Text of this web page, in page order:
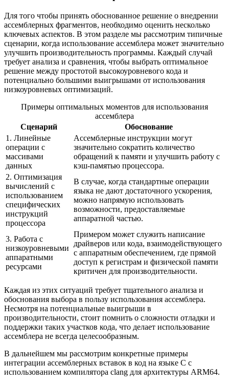
Для того чтобы принять обоснованное решение о внедрении
ассемблерных фрагментов, необходимо оценить несколько
ключевых аспектов. В этом разделе мы рассмотрим типичные
сценарии, когда использование ассемблера может значительно
улучшить производительность программы. Каждый случай
требует анализа и сравнения, чтобы выбрать оптимальное
решение между простотой высокоуровневого кода и
потенциально большими выигрышами от использования
низкоуровневых оптимизаций.
Примеры оптимальных моментов для использования
ассемблера
Сценарий
Обоснование
1. Линейные
операции с
массивами
данных
Ассемблерные инструкции могут
значительно сократить количество
обращений к памяти и улучшить работу с
кэш-памятью процессора.
2. Оптимизация
вычислений с
использованием
специфических
инструкций
процессора
В случае, когда стандартные операции
языка не дают достаточного ускорения,
можно напрямую использовать
возможности, предоставляемые
аппаратной частью.
3. Работа с
низкоуровневыми
аппаратными
ресурсами
Примером может служить написание
драйверов или кода, взаимодействующего
с аппаратным обеспечением, где прямой
доступ к регистрам и физической памяти
критичен для производительности.
Каждая из этих ситуаций требует тщательного анализа и
обоснования выбора в пользу использования ассемблера.
Несмотря на потенциальные выигрыши в
производительности, стоит помнить о сложности отладки и
поддержки таких участков кода, что делает использование
ассемблера не всегда целесообразным.
В дальнейшем мы рассмотрим конкретные примеры
интеграции ассемблерных вставок в код на языке С с
использованием компилятора clang для архитектуры ARM64.